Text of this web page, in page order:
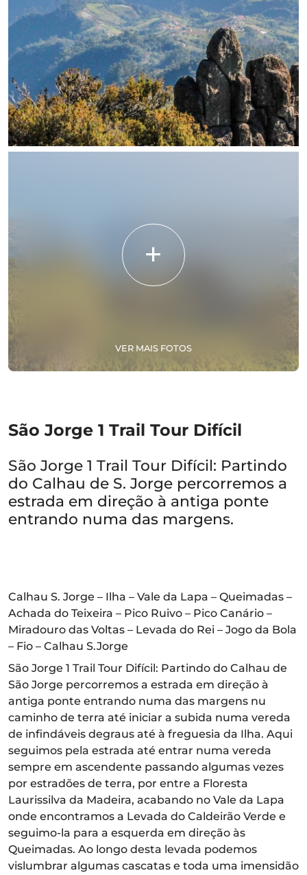
VER MAIS FOTOS
São Jorge 1 Trail Tour Difícil
São Jorge 1 Trail Tour Difícil: Partindo
do Calhau de S. Jorge percorremos a
estrada em direção à antiga ponte
entrando numa das margens.
Calhau S. Jorge – Ilha – Vale da Lapa – Queimadas –
Achada do Teixeira – Pico Ruivo – Pico Canário –
Miradouro das Voltas – Levada do Rei – Jogo da Bola
– Fio – Calhau S.Jorge
São Jorge 1 Trail Tour Difícil: Partindo do Calhau de
São Jorge percorremos a estrada em direção à
antiga ponte entrando numa das margens nu
caminho de terra até iniciar a subida numa vereda
de infindáveis degraus até à freguesia da Ilha. Aqui
seguimos pela estrada até entrar numa vereda
sempre em ascendente passando algumas vezes
por estradões de terra, por entre a Floresta
Laurissilva da Madeira, acabando no Vale da Lapa
onde encontramos a Levada do Caldeirão Verde e
seguimo-la para a esquerda em direção às
Queimadas. Ao longo desta levada podemos
vislumbrar algumas cascatas e toda uma imensidão